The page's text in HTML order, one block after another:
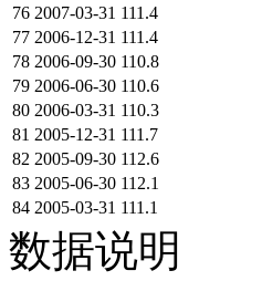
76 2007-03-31 111.4
77 2006-12-31 111.4
78 2006-09-30 110.8
79 2006-06-30 110.6
80 2006-03-31 110.3
81 2005-12-31 111.7
82 2005-09-30 112.6
83 2005-06-30 112.1
84 2005-03-31 111.1
数据说明